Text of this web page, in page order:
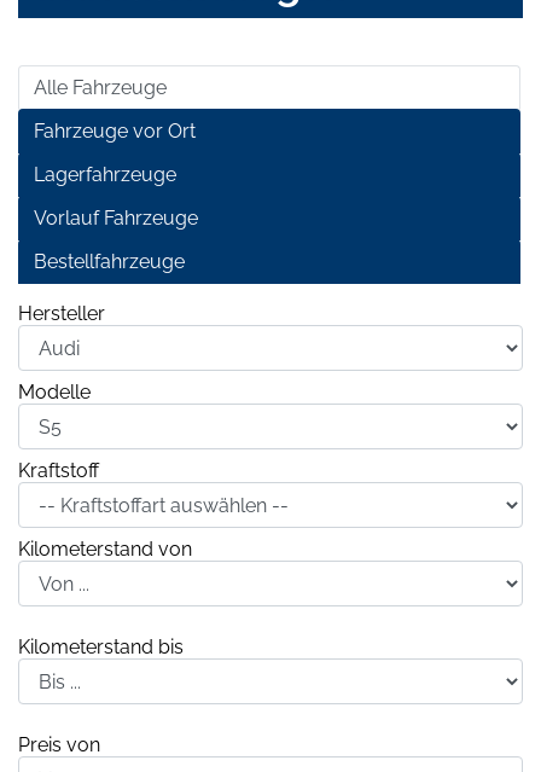
Alle Fahrzeuge
Fahrzeuge vor Ort
Lagerfahrzeuge
Vorlauf Fahrzeuge
Bestellfahrzeuge
Hersteller
Modelle
Kraftstoff
Kilometerstand von
Kilometerstand bis
Preis von